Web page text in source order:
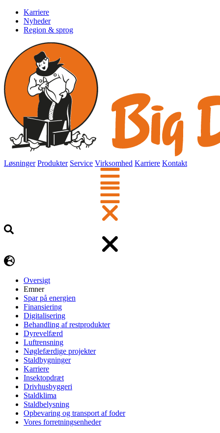
Karriere
Nyheder
Region & sprog
Løsninger Produkter Service Virksomhed Karriere Kontakt
Oversigt
Emner
Spar på energien
Finansiering
Digitalisering
Behandling af restprodukter
Dyrevelfærd
Luftrensning
Nøglefærdige projekter
Staldbygninger
Karriere
Insektopdræt
Drivhusbyggeri
Staldklima
Staldbelysning
Opbevaring og transport af foder
Vores forretningsenheder